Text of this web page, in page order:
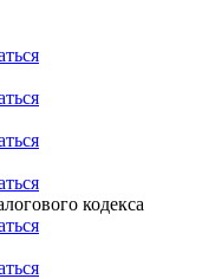
кодекса